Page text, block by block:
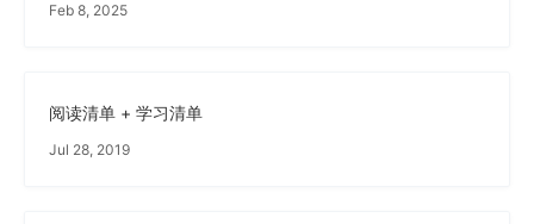
Feb 8, 2025
阅读清单 + 学习清单
Jul 28, 2019